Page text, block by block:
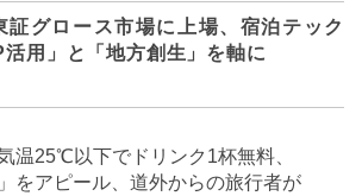
証グロース市場に上場、宿泊テック
用」と「地方創生」を軸に
温25℃以下でドリンク1杯無料、
をアピール、道外からの旅行者が